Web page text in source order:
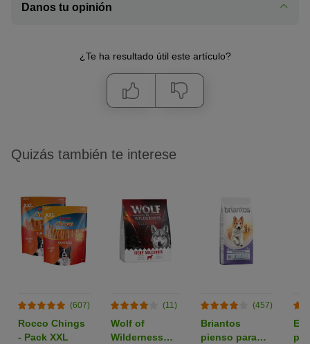
Danos tu opinión
¿Te ha resultado útil este artículo?
Quizás también te interese
(607)
Rocco Chings
- Pack XXL
(11)
Wolf of
Wilderness
(457)
Briantos
pienso para